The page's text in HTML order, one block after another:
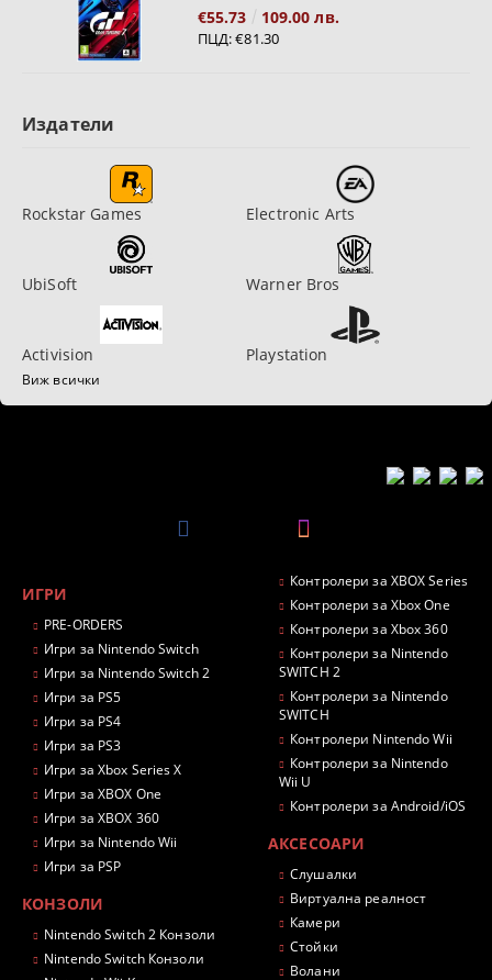
€55.73 109.00 лв.
ПЦД:€81.30
Издатели
Rockstar Games Electronic Arts
UbiSoft Warner Bros
Activision Playstation
Виж всички
ИГРИ
PRE-ORDERS
Игри за Nintendo Switch
Игри за Nintendo Switch 2
Игри за PS5
Игри за PS4
Игри за PS3
Игри за Xbox Series X
Игри за XBOX One
Игри за XBOX 360
Игри за Nintendo Wii
Игри за PSP
КОНЗОЛИ
Nintendo Switch 2 Конзоли
Nintendo Switch Конзоли
Контролери за XBOX Series
Контролери за Xbox One
Контролери за Xbox 360
Контролери за Nintendo
SWITCH 2
Контролери за Nintendo
SWITCH
Контролери Nintendo Wii
Контролери за Nintendo
Wii U
Контролери за Android/iOS
АКСЕСОАРИ
Слушалки
Виртуална реалност
Камери
Стойки
Волани